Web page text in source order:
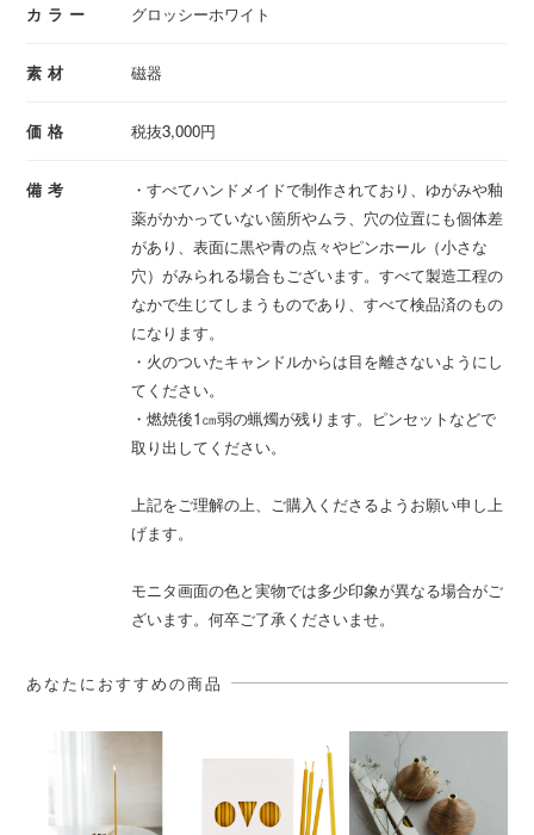
カラー グロッシーホワイト
素材 磁器
価格 税抜3,000円
備考
・すべてハンドメイドで制作されており、ゆがみや釉
薬がかかっていない箇所やムラ、穴の位置にも個体差
があり、表面に黒や青の点々やピンホール（小さな
穴）がみられる場合もございます。すべて製造工程の
なかで生じてしまうものであり、すべて検品済のもの
になります。
・火のついたキャンドルからは目を離さないようにし
てください。
・燃焼後1㎝弱の蝋燭が残ります。ピンセットなどで
取り出してください。
上記をご理解の上、ご購入くださるようお願い申し上
げます。
モニタ画面の色と実物では多少印象が異なる場合がご
ざいます。何卒ご了承くださいませ。
あなたにおすすめの商品